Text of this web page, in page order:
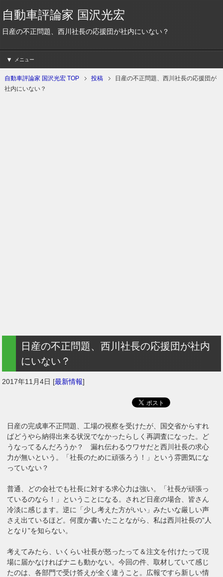
自動車評論家 国沢光宏
日産の不正問題、西川社長の応援団が社内にいない？
メニュー
自動車評論家 国沢光宏 TOP 投稿
日産の不正問題、西川社長の応援団が
社内にいない？
日産の不正問題、西川社長の応援団が社内
にいない？
2017年11月4日 [最新情報]
日産の完成車不正問題、工場の視察を受けたが、国交省からすれ
ばどうやら納得出来る状況でなかったらしく再調査になった。ど
うなってるんだろうか？ 漏れ伝わるウワサだと西川社長の求心
力が無いという。「社長のために頑張ろう！」という雰囲気にな
っていない？
普通、どの会社でも社長に対する求心力は強い。「社長が頑張っ
ているのなら！」ということになる。されど日産の場合、皆さん
冷淡に感じます。逆に「少し考えた方がいい」みたいな厳しい声
さえ出ているほど。何度か書いたことながら、私は西川社長の”人
となり”を知らない。
考えてみたら、いくらい社長が怒ったって＆注文を付けたって現
場に届かなければナニも動かない。今回の件、取材していて感じ
たのは、各部門で受け答えが全く違うこと。広報ですら新しい情